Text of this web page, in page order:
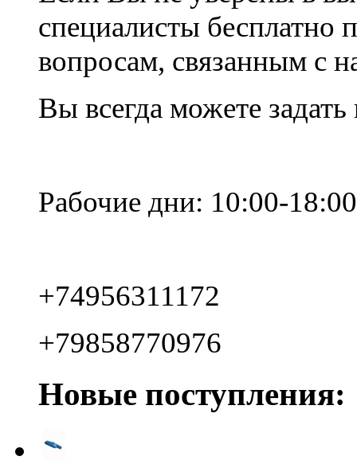
специалисты
вопросам, связанным с
Вы всегда можете
Рабочие дни: 10:00-18:00
+74956311172
+79858770976
Новые поступления: